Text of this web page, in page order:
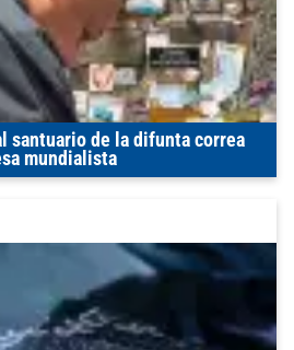
santuario de la difunta correa
mundialista